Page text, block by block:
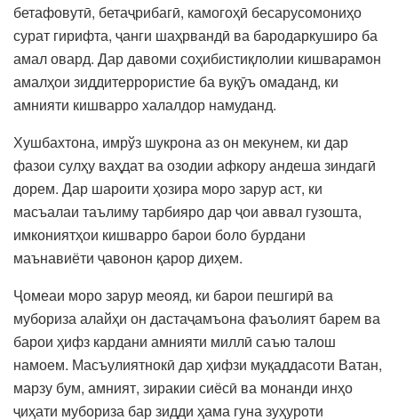
бетафовутӣ, бетаҷрибагӣ, камогоҳӣ бесарусомониҳо
сурат гирифта, ҷанги шаҳрвандӣ ва бародаркуширо ба
амал овард. Дар давоми соҳибистиқлолии кишварамон
амалҳои зиддитеррористие ба вуқӯъ омаданд, ки
амнияти кишварро халалдор намуданд.
Хушбахтона, имрўз шукрона аз он мекунем, ки дар
фазои сулҳу ваҳдат ва озодии афкору андеша зиндагӣ
дорем. Дар шароити ҳозира моро зарур аст, ки
масъалаи таълиму тарбияро дар ҷои аввал гузошта,
имкониятҳои кишварро барои боло бурдани
маънавиёти ҷавонон қарор диҳем.
Ҷомеаи моро зарур меояд, ки барои пешгирӣ ва
мубориза алайҳи он дастаҷамъона фаъолият барем ва
барои ҳифз кардани амнияти миллӣ саъю талош
намоем. Масъулиятнокӣ дар ҳифзи муқаддасоти Ватан,
марзу бум, амният, зиракии сиёсӣ ва монанди инҳо
ҷиҳати мубориза бар зидди ҳама гуна зуҳуроти